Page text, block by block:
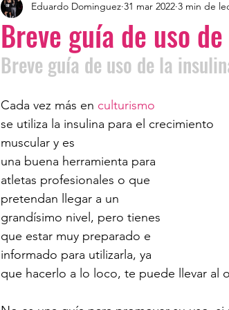
Breve guía de uso
Eduardo Dominguez 31 mar 2022 3 min de
Breve guía de uso de la
Cada vez más en culturismo
se utiliza la insulina para el crecimiento
muscular y es
una buena herramienta para
atletas profesionales o que
pretendan llegar a un
grandísimo nivel, pero tienes
que estar muy preparado e
informado para utilizarla, ya
que hacerlo a lo loco, te puede llevar al